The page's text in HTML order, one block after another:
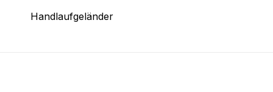
Handlaufgeländer